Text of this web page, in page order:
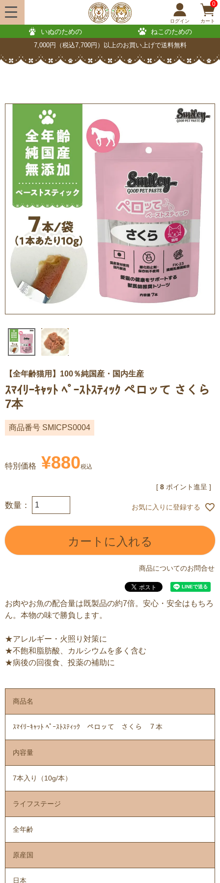
ログイン
0
カート
いぬのための ねこのための
7,000円（税込7,700円）以上のお買い上げで送料無料
【全年齢猫用】100％純国産・国内生産
ｽﾏｲﾘｰｷｬｯﾄ ﾍﾟｰｽﾄｽﾃｨｯｸ ペロッて さくら
7本
商品番号 SMICPS0004
特別価格 ¥880税込
[ 8 ポイント進呈 ]
お気に入りに登録する
カートに入れる
商品についてのお問合せ
お肉やお魚の配合量は既製品の約7倍。安心・安全はもちろ
ん。本物の味で勝負します。
★アレルギー・火照り対策に
★不飽和脂肪酸、カルシウムを多く含む
★病後の回復食、投薬の補助に
商品名
ｽﾏｲﾘｰｷｬｯﾄ ﾍﾟｰｽﾄｽﾃｨｯｸ ペロッて さくら ７本
内容量
7本入り（10g/本）
ライフステージ
全年齢
原産国
日本